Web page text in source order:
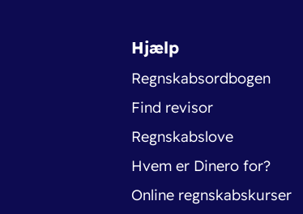
Hjælp
Regnskabsordbogen
Find revisor
Regnskabslove
Hvem er Dinero for?
Online regnskabskurser